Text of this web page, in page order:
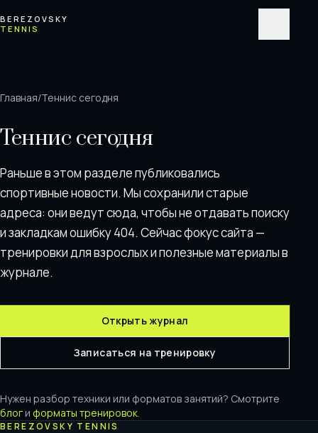
BEREZOVSKY
TENNIS
Главная/Теннис сегодня
Теннис сегодня
Раньше в этом разделе публиковались
спортивные новости. Мы сохранили старые
адреса: они ведут сюда, чтобы не отдавать поискy
и закладкам ошибку 404. Сейчас фокус сайта —
тренировки для взрослых и полезные материалы в
журнале.
Открыть журнал
Записаться на тренировку
Нужен разбор техники или форматов занятий? Смотрите
блог и форматы тренировок.
BEREZOVSKY TENNIS